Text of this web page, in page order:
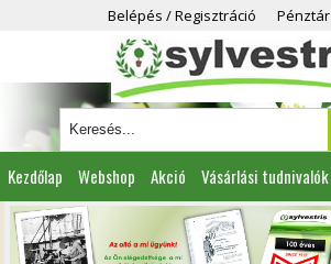
Belépés / Regisztráció Pénztár
Kezdőlap Webshop Akció Vásárlási tudnivalók
Viszonteladóknak Partnereink Kapcsolat